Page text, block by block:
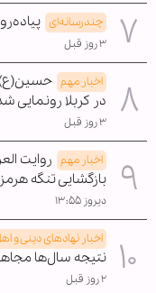
چندرسانه‌ای
۳ روز قبل
اخبار مهم حسین(ع)
در کربلا رونمایی
۳ روز قبل
اخبار مهم روایت
بازگشایی تنگه هرمز
دیروز ۱۳:۵۵
اخبار نهادهای دینی و
نتیجه سال‌ها
۲ روز قبل